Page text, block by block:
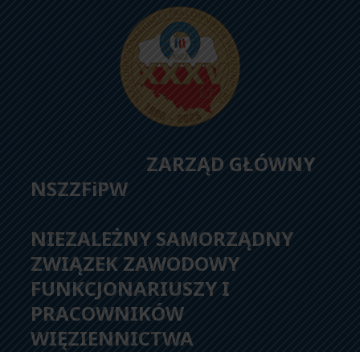
ZARZĄD GŁÓWNY
NSZZFiPW
NIEZALEŻNY SAMORZĄDNY
ZWIĄZEK ZAWODOWY
FUNKCJONARIUSZY I
PRACOWNIKÓW
WIĘZIENNICTWA